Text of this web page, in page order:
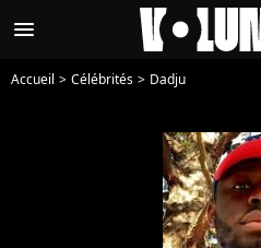
menu
Accueil Célébrités Dadju